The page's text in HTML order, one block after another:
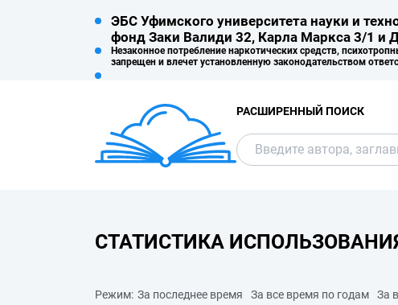
ЭБС Уфимского университета науки и
фонд Заки Валиди 32, Карла Маркса 3/1 и
Незаконное потребление наркотических средств,
запрещен и влечет установленную законодательством
РАСШИРЕННЫЙ ПОИСК
СТАТИСТИКА
Режим: За последнее время За все время по годам За